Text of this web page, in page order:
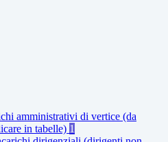
amministrativi di vertice (da
in tabelle) 1